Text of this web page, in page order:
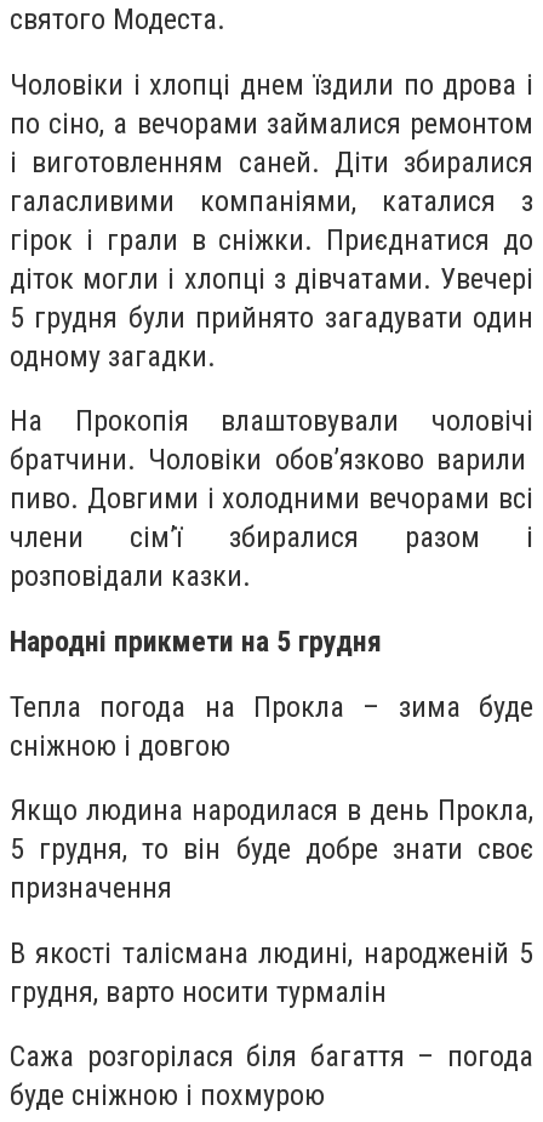
святого Модеста.
Чоловіки і хлопці днем їздили по дрова і
по сіно, а вечорами займалися ремонтом
і виготовленням саней. Діти збиралися
галасливими компаніями, каталися з
гірок і грали в сніжки. Приєднатися до
діток могли і хлопці з дівчатами. Увечері
5 грудня були прийнято загадувати один
одному загадки.
На Прокопія влаштовували чоловічі
братчини. Чоловіки обов’язково варили
пиво. Довгими і холодними вечорами всі
члени сім’ї збиралися разом і
розповідали казки.
Народні прикмети на 5 грудня
Тепла погода на Прокла – зима буде
сніжною і довгою
Якщо людина народилася в день Прокла,
5 грудня, то він буде добре знати своє
призначення
В якості талісмана людині, народженій 5
грудня, варто носити турмалін
Сажа розгорілася біля багаття – погода
буде сніжною і похмурою